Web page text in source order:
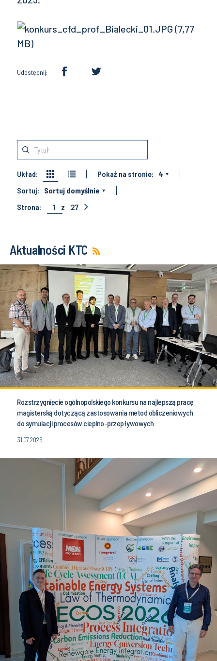
Udostępnij:
Układ: Pokaż na stronie:
4
Sortuj:
Sortuj domyślnie
Strona:
1 z 27
Aktualności KTC
Rozstrzygnięcie ogólnopolskiego konkursu na najlepszą pracę
magisterską dotyczącą zastosowania metod obliczeniowych
do symulacji procesów cieplno-przepływowych
31.07.2026